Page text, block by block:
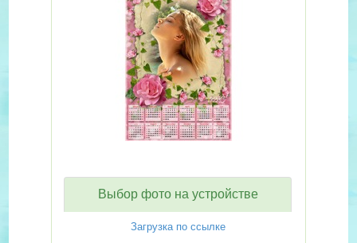
Выбор фото на устройстве
Загрузка по ссылке